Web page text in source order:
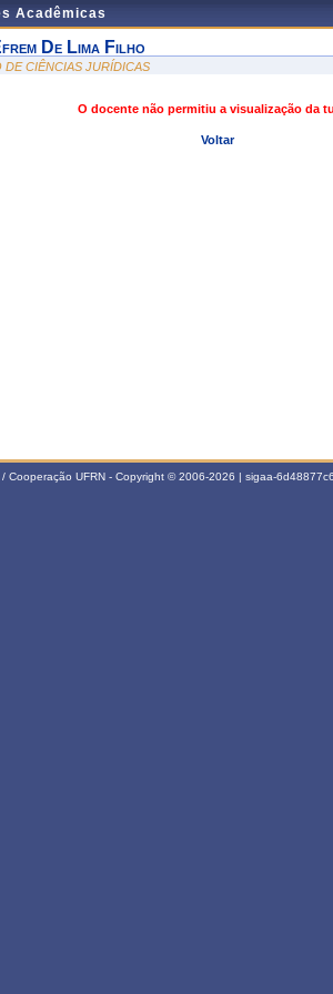
Acadêmicas
De Lima Filho
DE CIÊNCIAS JURÍDICAS
O docente não permitiu a visualização da
Voltar
UFRN - Copyright © 2006-2026 | sigaa-